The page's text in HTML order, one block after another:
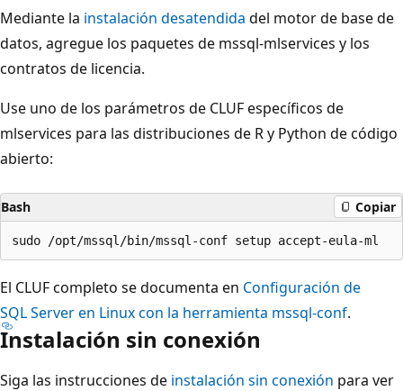
Mediante la instalación desatendida del motor de base de
datos, agregue los paquetes de mssql-mlservices y los
contratos de licencia.
Use uno de los parámetros de CLUF específicos de
mlservices para las distribuciones de R y Python de código
abierto:
Bash Copiar
El CLUF completo se documenta en Configuración de
SQL Server en Linux con la herramienta mssql-conf.
Instalación sin conexión
Siga las instrucciones de instalación sin conexión para ver